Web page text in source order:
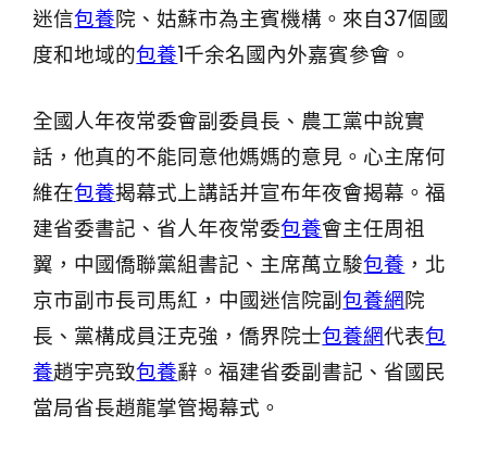
迷信包養院、姑蘇市為主賓機構。來自37個國
度和地域的包養1千余名國內外嘉賓參會。
全國人年夜常委會副委員長、農工黨中說實
話，他真的不能同意他媽媽的意見。心主席何
維在包養揭幕式上講話并宣布年夜會揭幕。福
建省委書記、省人年夜常委包養會主任周祖
翼，中國僑聯黨組書記、主席萬立駿包養 ，北
京市副市長司馬紅，中國迷信院副包養網院
長、黨構成員汪克強，僑界院士包養網代表包
養趙宇亮致包養辭。福建省委副書記、省國民
當局省長趙龍掌管揭幕式。